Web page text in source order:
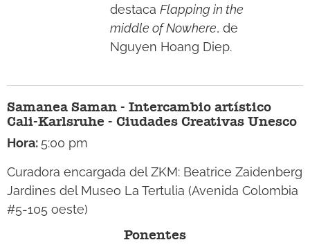
destacaFlapping in the
middle of Nowhere, de
Nguyen Hoang Diep.
Samanea Saman - Intercambio artístico
Cali-Karlsruhe - Ciudades Creativas Unesco
Hora: 5:00 pm
Curadora encargada del ZKM: Beatrice Zaidenberg
Jardines del Museo La Tertulia (Avenida Colombia
#5-105 oeste)
Ponentes